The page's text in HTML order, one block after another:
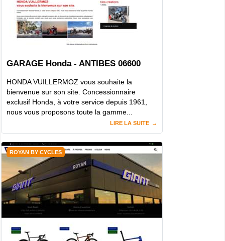
GARAGE Honda - ANTIBES 06600
HONDA VUILLERMOZ vous souhaite la
bienvenue sur son site. Concessionnaire
exclusif Honda, à votre service depuis 1961,
nous vous proposons toute la gamme...
LIRE LA SUITE
ROYAN BY CYCLES